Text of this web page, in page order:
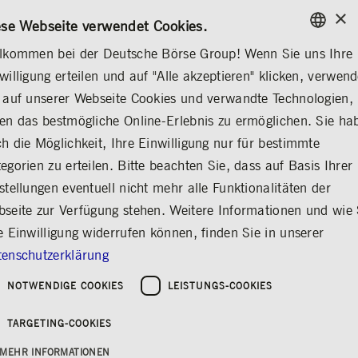
KONTAKT
Nachgefragt bei
Alireza Dorfard
Teilen Drucken
Alireza Dorfard, Head of Department Data
Services
Erschienen am: 28.05.2020
Dorfard die Leitung des Bereichs Data
ENGLISH
ENGLISH
×
Webseite verwendet Cookies.
bei der Deutsche Börse Group! Wenn Sie uns Ihre
erteilen und auf "Alle akzeptieren" klicken,
unserer Webseite Cookies und verwandte Technologien,
das bestmögliche Online-Erlebnis zu ermöglichen. Sie
die Möglichkeit, Ihre Einwilligung nur für bestimmte
zu erteilen. Bitte beachten Sie, dass auf Basis Ihrer
eventuell nicht mehr alle Funktionalitäten der
zur Verfügung stehen. Weitere Informationen und wie
Einwilligung widerrufen können, finden Sie in unserer
NOTWENDIGE COOKIES LEISTUNGS-COOKIES
TARGETING-COOKIES
MEHR INFORMATIONEN